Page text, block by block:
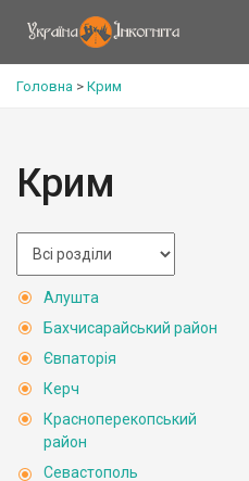
Головна > Крим
Крим
Алушта
Бахчисарайський район
Євпаторія
Керч
Красноперекопський
район
Севастополь